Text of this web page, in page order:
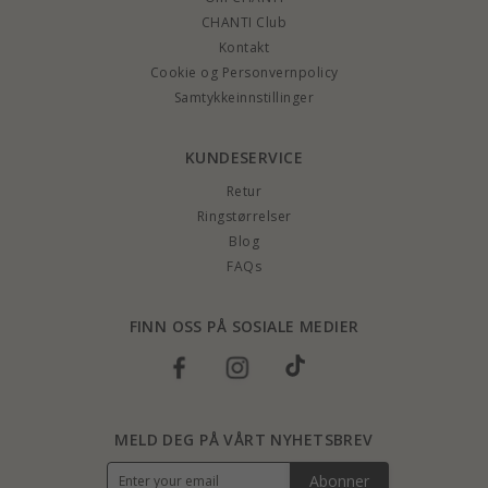
CHANTI Club
Kontakt
Cookie og Personvernpolicy
Samtykkeinnstillinger
KUNDESERVICE
Retur
Ringstørrelser
Blog
FAQs
FINN OSS PÅ SOSIALE MEDIER
MELD DEG PÅ VÅRT NYHETSBREV
Abonner